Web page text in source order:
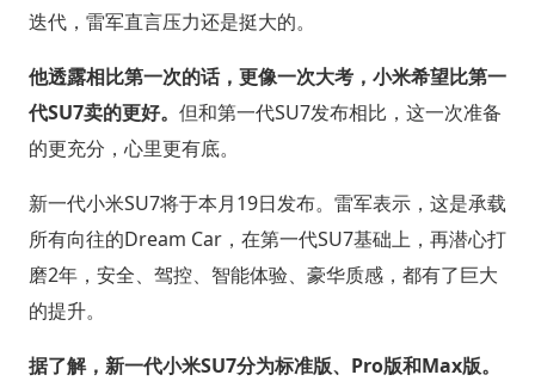
迭代，雷军直言压力还是挺大的。
他透露相比第一次的话，更像一次大考，小米希望比第一
代SU7卖的更好。 但和第一代SU7发布相比，这一次准备
的更充分，心里更有底。
新一代小米SU7将于本月19日发布。雷军表示，这是承载
所有向往的Dream Car，在第一代SU7基础上，再潜心打
磨2年，安全、驾控、智能体验、豪华质感，都有了巨大
的提升。
据了解，新一代小米SU7分为标准版、Pro版和Max版。